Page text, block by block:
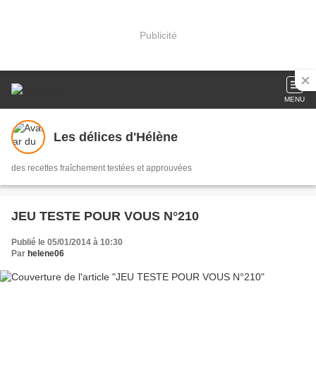
Publicité
MENU
Les délices d'Hélène
des recettes fraîchement testées et approuvées
JEU TESTE POUR VOUS N°210
Publié le 05/01/2014 à 10:30
Par helene06